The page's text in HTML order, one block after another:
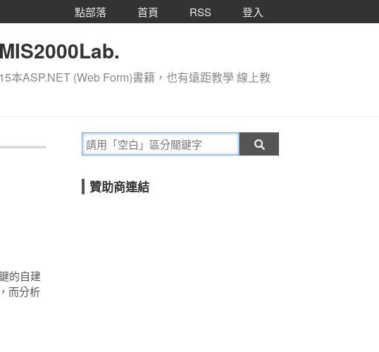
點部落 首頁 RSS 登入
本ASP.NET (Web Form)書籍，也有遠距教學 線上教
的自建
而分析
贊助商連結